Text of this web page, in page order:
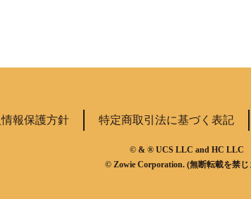
報保護方針 特定商取引法に基づく表記
© & ® UCS LLC and HC LLC
© Zowie Corporation. (無断転載を禁じ